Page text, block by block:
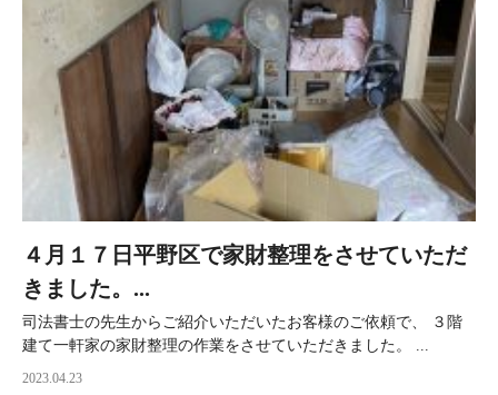
４月１７日平野区で家財整理をさせていただ
きました。...
司法書士の先生からご紹介いただいたお客様のご依頼で、 ３階
建て一軒家の家財整理の作業をさせていただきました。 ...
2023.04.23